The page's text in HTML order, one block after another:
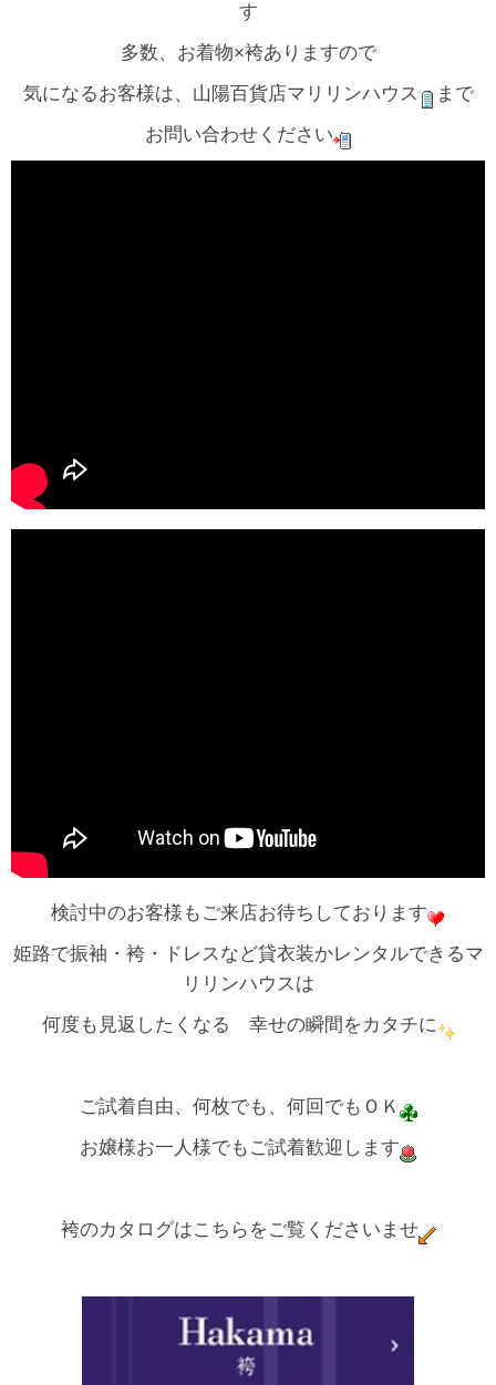
す
多数、お着物×袴ありますので
気になるお客様は、山陽百貨店マリリンハウス
まで
お問い合わせください
検討中のお客様もご来店お待ちしております
姫路で振袖・袴・ドレスなど貸衣装かレンタルできるマ
リリンハウスは
何度も見返したくなる 幸せの瞬間をカタチに
ご試着自由、何枚でも、何回でもＯＫ
お嬢様お一人様でもご試着歓迎します
袴のカタログはこちらをご覧くださいませ